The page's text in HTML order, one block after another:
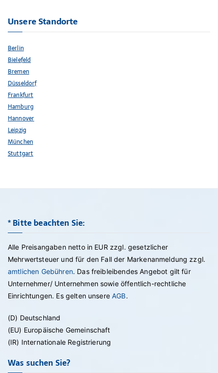
Unsere Standorte
Berlin
Bielefeld
Bremen
Düsseldorf
Frankfurt
Hamburg
Hannover
Leipzig
München
Stuttgart
* Bitte beachten Sie:
Alle Preisangaben netto in EUR zzgl. gesetzlicher
Mehrwertsteuer und für den Fall der Markenanmeldung zzgl.
amtlichen Gebühren. Das freibleibendes Angebot gilt für
Unternehmer/ Unternehmen sowie öffentlich-rechtliche
Einrichtungen. Es gelten unsereAGB.
(D) Deutschland
(EU) Europäische Gemeinschaft
(IR) Internationale Registrierung
Was suchen Sie?